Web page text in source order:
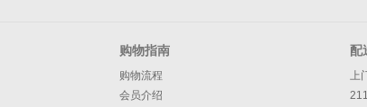
购物指南
购物流程
会员介绍
配
上